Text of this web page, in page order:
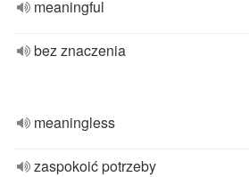
meaningful
bez znaczenia
meaningless
zaspokoić potrzeby